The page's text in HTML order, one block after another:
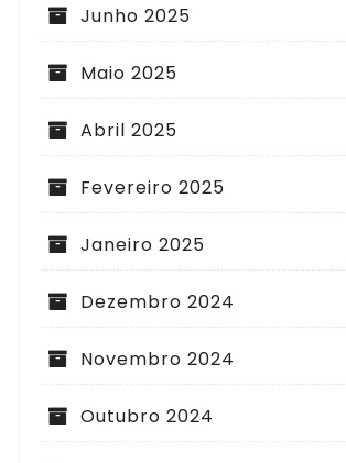
Junho 2025
Maio 2025
Abril 2025
Fevereiro 2025
Janeiro 2025
Dezembro 2024
Novembro 2024
Outubro 2024